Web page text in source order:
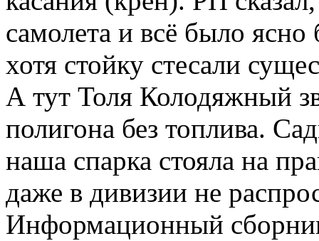
самолета и всё было
хотя стойку стесали
А тут Толя Колодяжный
полигона без топлива.
наша спарка стояла на
даже в дивизии не
Информационный